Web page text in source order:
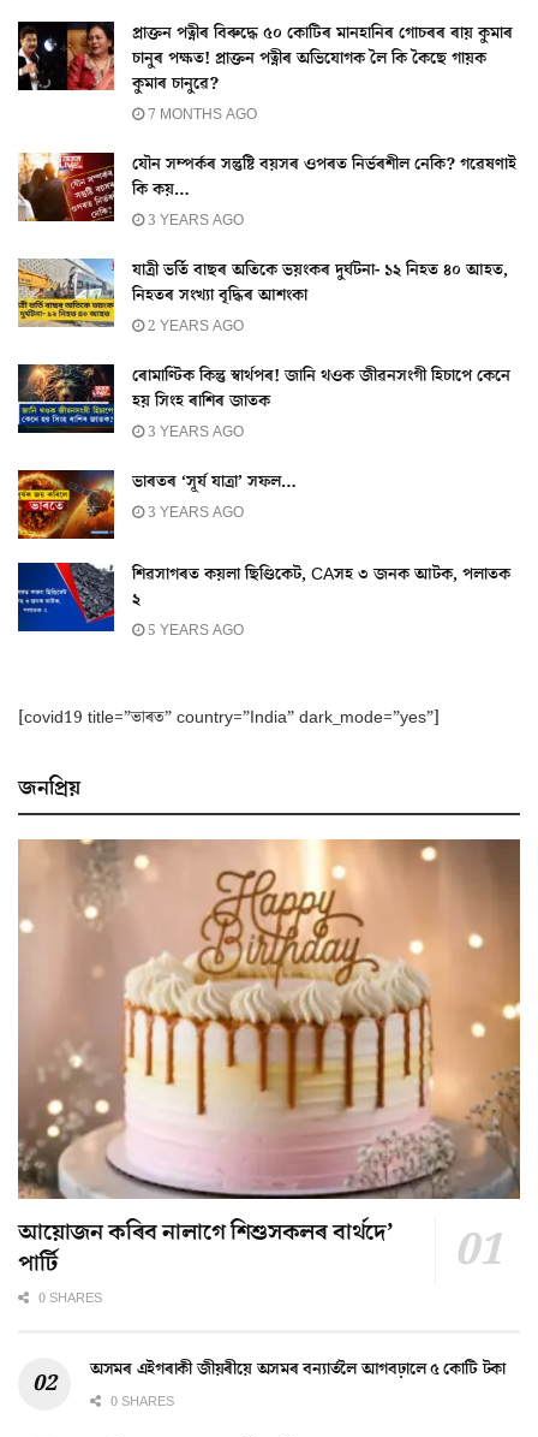
প্ৰাক্তন পত্নীৰ বিৰুদ্ধে ৫০ কোটিৰ মানহানিৰ গোচৰৰ ৰায় কুমাৰ
চানুৰ পক্ষত! প্ৰাক্তন পত্নীৰ অভিযোগক লৈ কি কৈছে গায়ক
কুমাৰ চানুৱে?
7 MONTHS AGO
যৌন সম্পৰ্কৰ সন্তুষ্টি বয়সৰ ওপৰত নিৰ্ভৰশীল নেকি? গৱেষণাই
কি কয়…
3 YEARS AGO
যাত্ৰী ভৰ্তি বাছৰ অতিকে ভয়ংকৰ দুৰ্ঘটনা- ১২ নিহত ৪০ আহত,
নিহতৰ সংখ্যা বৃদ্ধিৰ আশংকা
2 YEARS AGO
ৰোমাণ্টিক কিন্তু স্বাৰ্থপৰ! জানি থওক জীৱনসংগী হিচাপে কেনে
হয় সিংহ ৰাশিৰ জাতক
3 YEARS AGO
ভাৰতৰ ‘সূৰ্য যাত্ৰা’ সফল…
3 YEARS AGO
শিৱসাগৰত কয়লা ছিণ্ডিকেট, CAসহ ৩ জনক আটক, পলাতক
২
5 YEARS AGO
[covid19 title=”ভাৰত” country=”India” dark_mode=”yes”]
জনপ্ৰিয়
আয়োজন কৰিব নালাগে শিশুসকলৰ বাৰ্থদে’
পাৰ্টি
0 SHARES
অসমৰ এইগৰাকী জীয়ৰীয়ে অসমৰ বন্যাৰ্তলৈ আগবঢ়ালে ৫ কোটি টকা
0 SHARES